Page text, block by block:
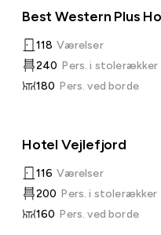
Best Western Plus
118 Værelser
240 Pers. i stolerækker
180 Pers. ved borde
Hotel Vejlefjord
116 Værelser
200 Pers. i stolerækker
160 Pers. ved borde